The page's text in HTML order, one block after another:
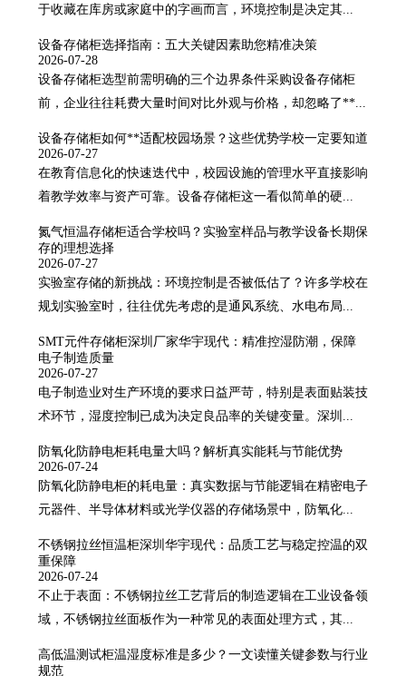
于收藏在库房或家庭中的字画而言，环境控制是决定其...
设备存储柜选择指南：五大关键因素助您精准决策
2026-07-28
设备存储柜选型前需明确的三个边界条件采购设备存储柜
前，企业往往耗费大量时间对比外观与价格，却忽略了**...
设备存储柜如何**适配校园场景？这些优势学校一定要知道
2026-07-27
在教育信息化的快速迭代中，校园设施的管理水平直接影响
着教学效率与资产可靠。设备存储柜这一看似简单的硬...
氮气恒温存储柜适合学校吗？实验室样品与教学设备长期保
存的理想选择
2026-07-27
实验室存储的新挑战：环境控制是否被低估了？许多学校在
规划实验室时，往往优先考虑的是通风系统、水电布局...
SMT元件存储柜深圳厂家华宇现代：精准控湿防潮，保障
电子制造质量
2026-07-27
电子制造业对生产环境的要求日益严苛，特别是表面贴装技
术环节，湿度控制已成为决定良品率的关键变量。深圳...
防氧化防静电柜耗电量大吗？解析真实能耗与节能优势
2026-07-24
防氧化防静电柜的耗电量：真实数据与节能逻辑在精密电子
元器件、半导体材料或光学仪器的存储场景中，防氧化...
不锈钢拉丝恒温柜深圳华宇现代：品质工艺与稳定控温的双
重保障
2026-07-24
不止于表面：不锈钢拉丝工艺背后的制造逻辑在工业设备领
域，不锈钢拉丝面板作为一种常见的表面处理方式，其...
高低温测试柜温湿度标准是多少？一文读懂关键参数与行业
规范